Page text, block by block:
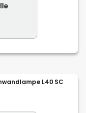
L40 SC